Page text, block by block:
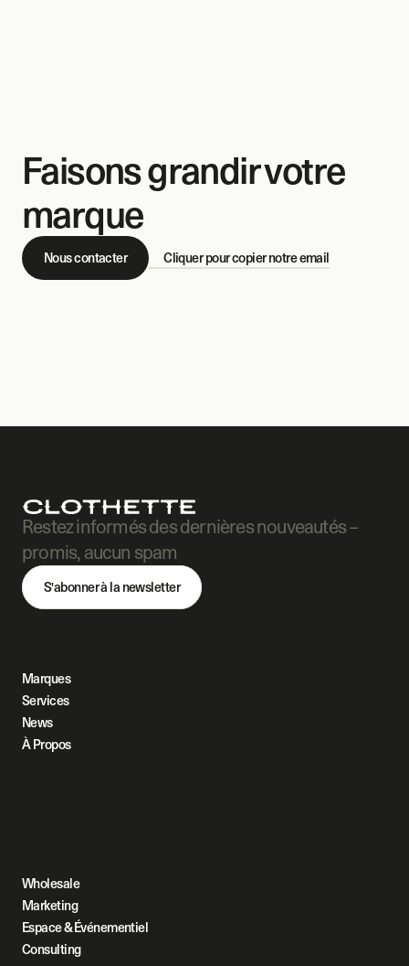
Faisons grandir votre
marque
Nous contacter Cliquer pour copier notre email
Restez informés des dernières nouveautés –
promis, aucun spam
S'abonner à la newsletter
Marques
Services
News
À Propos
Wholesale
Marketing
Espace & Événementiel
Consulting